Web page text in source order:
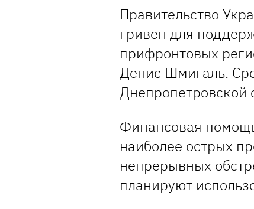
Правительство
гривен для
прифронтовых
Денис Шмигаль.
Днепропетровской
Финансовая
наиболее острых
непрерывных
планируют